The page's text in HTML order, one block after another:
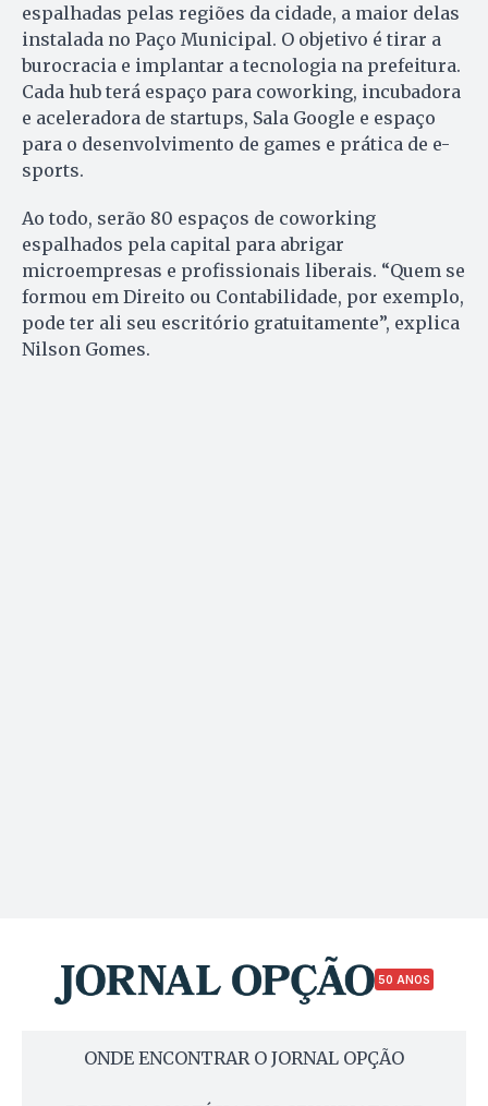
espalhadas pelas regiões da cidade, a maior delas
instalada no Paço Municipal. O objetivo é tirar a
burocracia e implantar a tecnologia na prefeitura.
Cada hub terá espaço para coworking, incubadora
e aceleradora de startups, Sala Google e espaço
para o desenvolvimento de games e prática de e-
sports.
Ao todo, serão 80 espaços de coworking
espalhados pela capital para abrigar
microempresas e profissionais liberais. “Quem se
formou em Direito ou Contabilidade, por exemplo,
pode ter ali seu escritório gratuitamente”, explica
Nilson Gomes.
50 ANOS
ONDE ENCONTRAR O JORNAL OPÇÃO